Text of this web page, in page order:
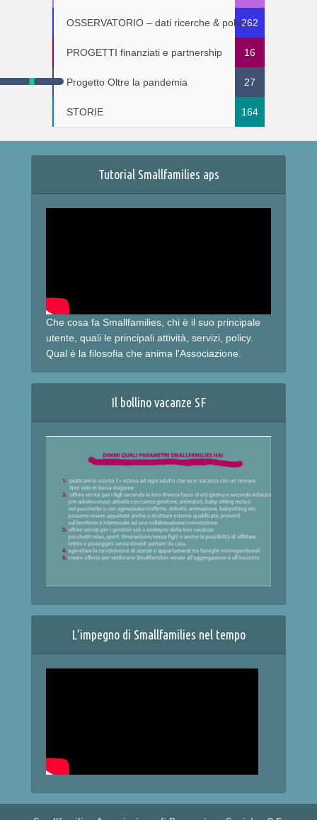
OSSERVATORIO – dati ricerche & policy262
PROGETTI finanziati e partnership 16
Progetto Oltre la pandemia 27
STORIE 164
Tutorial Smallfamilies aps
Che cosa fa Smallfamilies, chi è il suo principale
utente, quali le principali attività, servizi, policy.
Qual è la filosofia che anima l'Associazione.
Il bollino vacanze SF
L’impegno di Smallfamilies nel tempo